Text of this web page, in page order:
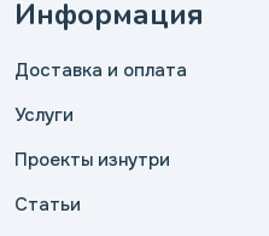
Информация
Доставка и оплата
Услуги
Проекты изнутри
Статьи